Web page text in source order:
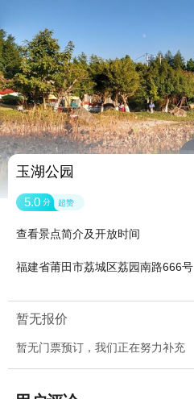
玉湖公园
5.0 分 超赞
查看景点简介及开放时间
福建省莆田市荔城区荔园南路666号
暂无报价
暂无门票预订，我们正在努力补充